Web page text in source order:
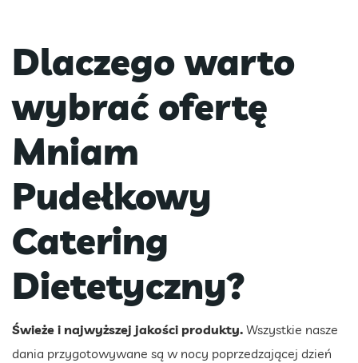
Dlaczego warto
wybrać ofertę
Mniam
Pudełkowy
Catering
Dietetyczny?
Świeże i najwyższej jakości produkty. Wszystkie nasze
dania przygotowywane są w nocy poprzedzającej dzień